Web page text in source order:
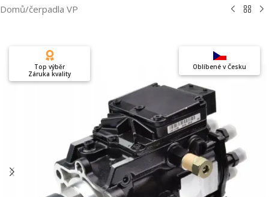
Domů/čerpadla VP
Oblíbené v Česku
Top výběr
Záruka kvality